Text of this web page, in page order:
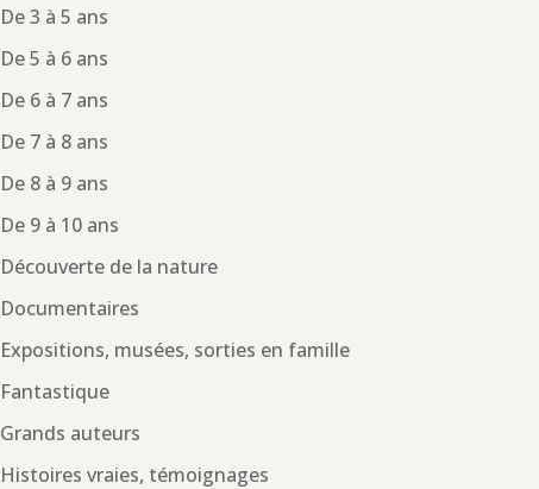
De 3 à 5 ans
De 5 à 6 ans
De 6 à 7 ans
De 7 à 8 ans
De 8 à 9 ans
De 9 à 10 ans
Découverte de la nature
Documentaires
Expositions, musées, sorties en famille
Fantastique
Grands auteurs
Histoires vraies, témoignages